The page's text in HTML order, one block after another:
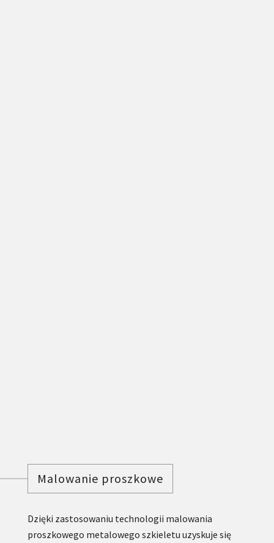
Malowanie proszkowe
Dzięki zastosowaniu technologii malowania
proszkowego metalowego szkieletu uzyskuje się